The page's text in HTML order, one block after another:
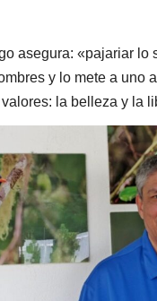
asegura: «pajariar lo
y lo mete a uno
la belleza y la